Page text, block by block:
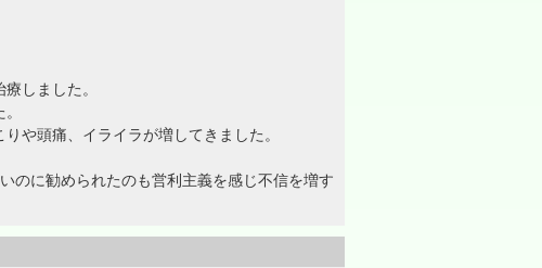
しました。
や頭痛、イライラが増してきました。
のに勧められたのも営利主義を感じ不信を増す